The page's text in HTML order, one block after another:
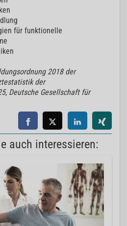
für funktionelle
2018 der
der
Deutsche Gesellschaft für
auch interessieren: